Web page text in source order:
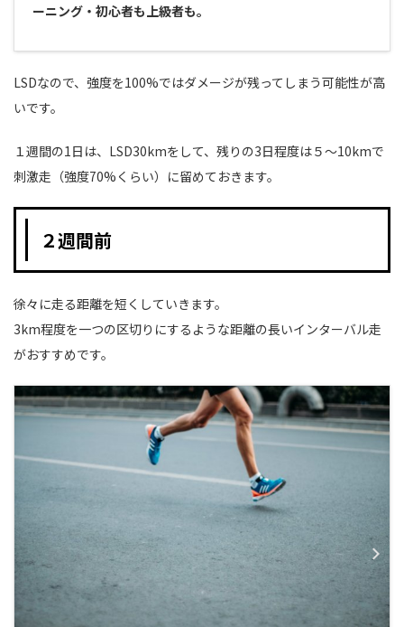
ーニング・初心者も上級者も。
LSDなので、強度を100%ではダメージが残ってしまう可能性が高
いです。
１週間の1日は、LSD30kmをして、残りの3日程度は５〜10kmで
刺激走（強度70%くらい）に留めておきます。
２週間前
徐々に走る距離を短くしていきます。
3km程度を一つの区切りにするような距離の長いインターバル走
がおすすめです。